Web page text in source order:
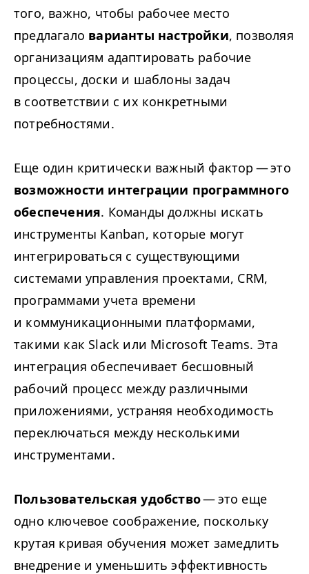
того, важно, чтобы рабочее место
предлагало варианты настройки, позволяя
организациям адаптировать рабочие
процессы, доски и шаблоны задач
в соответствии с их конкретными
потребностями.
Еще один критически важный фактор — это
возможности интеграции программного
обеспечения. Команды должны искать
инструменты Kanban, которые могут
интегрироваться с существующими
системами управления проектами, CRM,
программами учета времени
и коммуникационными платформами,
такими как Slack или Microsoft Teams. Эта
интеграция обеспечивает бесшовный
рабочий процесс между различными
приложениями, устраняя необходимость
переключаться между несколькими
инструментами.
Пользовательская удобство— это еще
одно ключевое соображение, поскольку
крутая кривая обучения может замедлить
внедрение и уменьшить эффективность